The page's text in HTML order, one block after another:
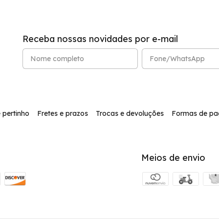
Receba nossas novidades por e-mail
pertinho Fretes e prazos Trocas e devoluções Formas de
Meios de envio